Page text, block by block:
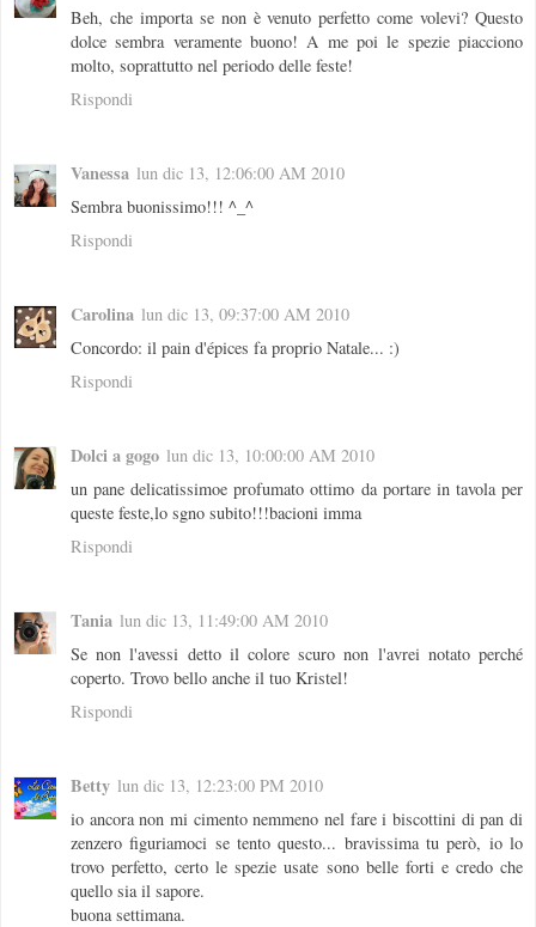
Beh, che importa se non è venuto perfetto come volevi? Questo
dolce sembra veramente buono! A me poi le spezie piacciono
molto, soprattutto nel periodo delle feste!
Rispondi
Vanessa lun dic 13, 12:06:00 AM 2010
Sembra buonissimo!!! ^_^
Rispondi
Carolina lun dic 13, 09:37:00 AM 2010
Concordo: il pain d'épices fa proprio Natale... :)
Rispondi
Dolci a gogo lun dic 13, 10:00:00 AM 2010
un pane delicatissimoe profumato ottimo da portare in tavola per
queste feste,lo sgno subito!!!bacioni imma
Rispondi
Tania lun dic 13, 11:49:00 AM 2010
Se non l'avessi detto il colore scuro non l'avrei notato perché
coperto. Trovo bello anche il tuo Kristel!
Rispondi
Betty lun dic 13, 12:23:00 PM 2010
io ancora non mi cimento nemmeno nel fare i biscottini di pan di
zenzero figuriamoci se tento questo... bravissima tu però, io lo
trovo perfetto, certo le spezie usate sono belle forti e credo che
quello sia il sapore.
buona settimana.